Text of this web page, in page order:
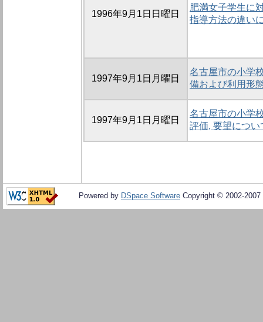
1996年9月1日日曜日
肥満女子学生に
指導方法の違い
1997年9月1日月曜日
名古屋市の小学
備および利用形
1997年9月1日月曜日
名古屋市の小学
評価, 要望につい
Powered by DSpace Software Copyright © 2002-2007